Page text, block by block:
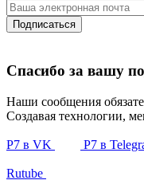
Подписаться
Спасибо за вашу
Наши сообщения
Создавая технологии,
Р7 в VK Р7 в
Rutube